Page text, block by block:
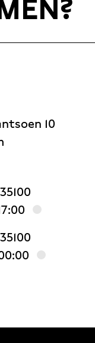
10